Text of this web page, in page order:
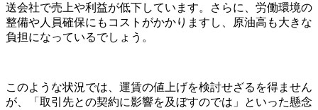
送会社で売上や利益が低下しています。さらに、労働環境の
整備や人員確保にもコストがかかりますし、原油高も大きな
負担になっているでしょう。
このような状況では、運賃の値上げを検討せざるを得ません
が、「取引先との契約に影響を及ぼすのでは」といった懸念